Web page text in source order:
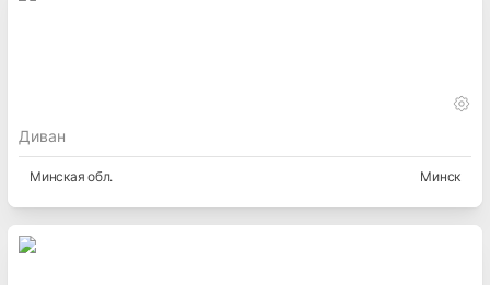
Диван
Минская обл. Минск